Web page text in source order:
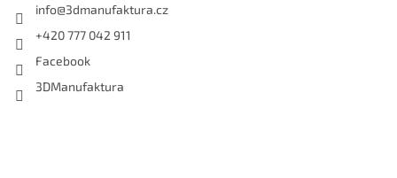
info@3dmanufaktura.cz
+420 777 042 911
Facebook
3DManufaktura